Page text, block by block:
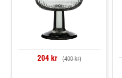
204 kr (400 kr)